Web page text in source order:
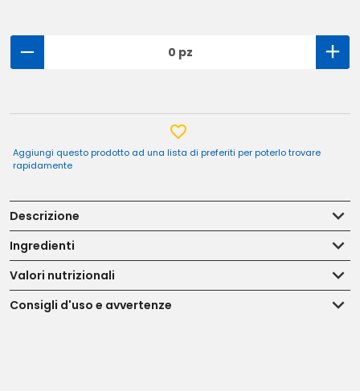
0 pz
Aggiungi questo prodotto ad una lista di preferiti per poterlo trovare
rapidamente
Descrizione
Ingredienti
Valori nutrizionali
Consigli d'uso e avvertenze